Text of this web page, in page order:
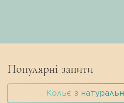
Популярні запити
Кольє з